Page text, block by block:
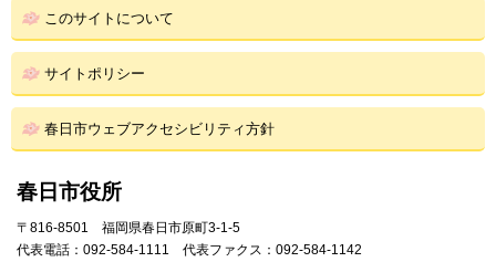
このサイトについて
サイトポリシー
春日市ウェブアクセシビリティ方針
春日市役所
〒816-8501 福岡県春日市原町3-1-5
代表電話：092-584-1111 代表ファクス：092-584-1142